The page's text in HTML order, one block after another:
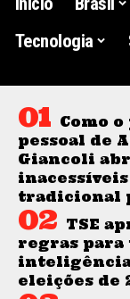
Tecnologia
Como
pessoal de
Giancoli
tradicional
TSE
regras para
eleições de